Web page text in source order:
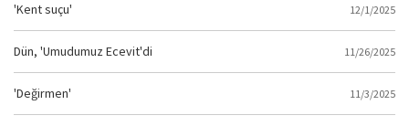
'Kent suçu' 12/1/2025
Dün, 'Umudumuz Ecevit'di 11/26/2025
'Değirmen' 11/3/2025